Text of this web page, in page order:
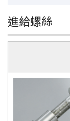
進給螺絲